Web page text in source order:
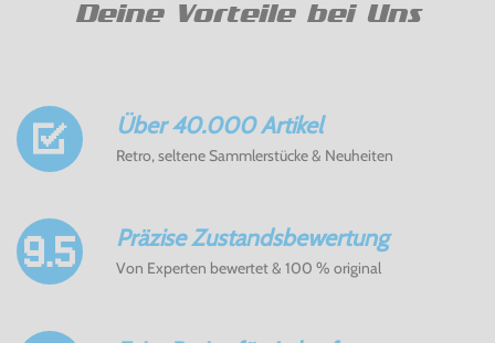
Deine Vorteile bei Uns
Über 40.000 Artikel
Retro, seltene Sammlerstücke & Neuheiten
Präzise Zustandsbewertung
Von Experten bewertet & 100 % original